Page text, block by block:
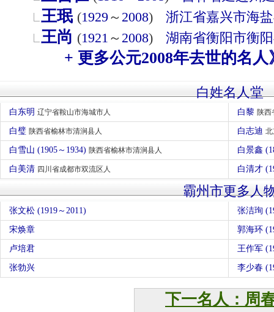
王珉 (1929 ～ 2008) 浙江省嘉兴市海
王尚 (1921 ～ 2008) 湖南省衡阳市衡
+ 更多公元2008年去世的名人
白姓名人堂
白东明 辽宁省鞍山市海城市人 白黎 陕西
白璧 陕西省榆林市清涧县人 白志迪
白雪山 (1905～1934) 陕西省榆林市清涧县人 白景鑫
白美清 四川省成都市双流区人 白清才
霸州市更多人
张文松 (1919～2011) 张洁珣
宋焕章 郭海环
卢培君 王作军
张勃兴 李少春
下一名人：周